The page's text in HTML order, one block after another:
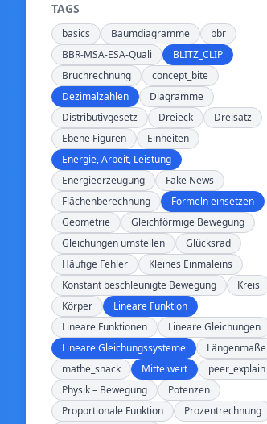
TAGS
basics Baumdiagramme
bbr
BBR-MSA-ESA-Quali
BLITZ_CLIP
Bruchrechnung
concept_bite
Dezimalzahlen
Diagramme
Distributivgesetz
Dreieck
Dreisatz
Ebene Figuren
Einheiten
Energie, Arbeit, Leistung
Energieerzeugung
Fake News
Flächenberechnung
Formeln einsetzen
Geometrie
Gleichförmige Bewegung
Gleichungen umstellen
Glücksrad
Häufige Fehler
Kleines Einmaleins
Konstant beschleunigte Bewegung
Kreis
Körper
Lineare Funktion
Lineare Funktionen
Lineare Gleichungen
Lineare Gleichungssysteme
Längenmaße
mathe_snack
Mittelwert
peer_explain
Physik – Bewegung
Potenzen
Proportionale Funktion
Prozentrechnung